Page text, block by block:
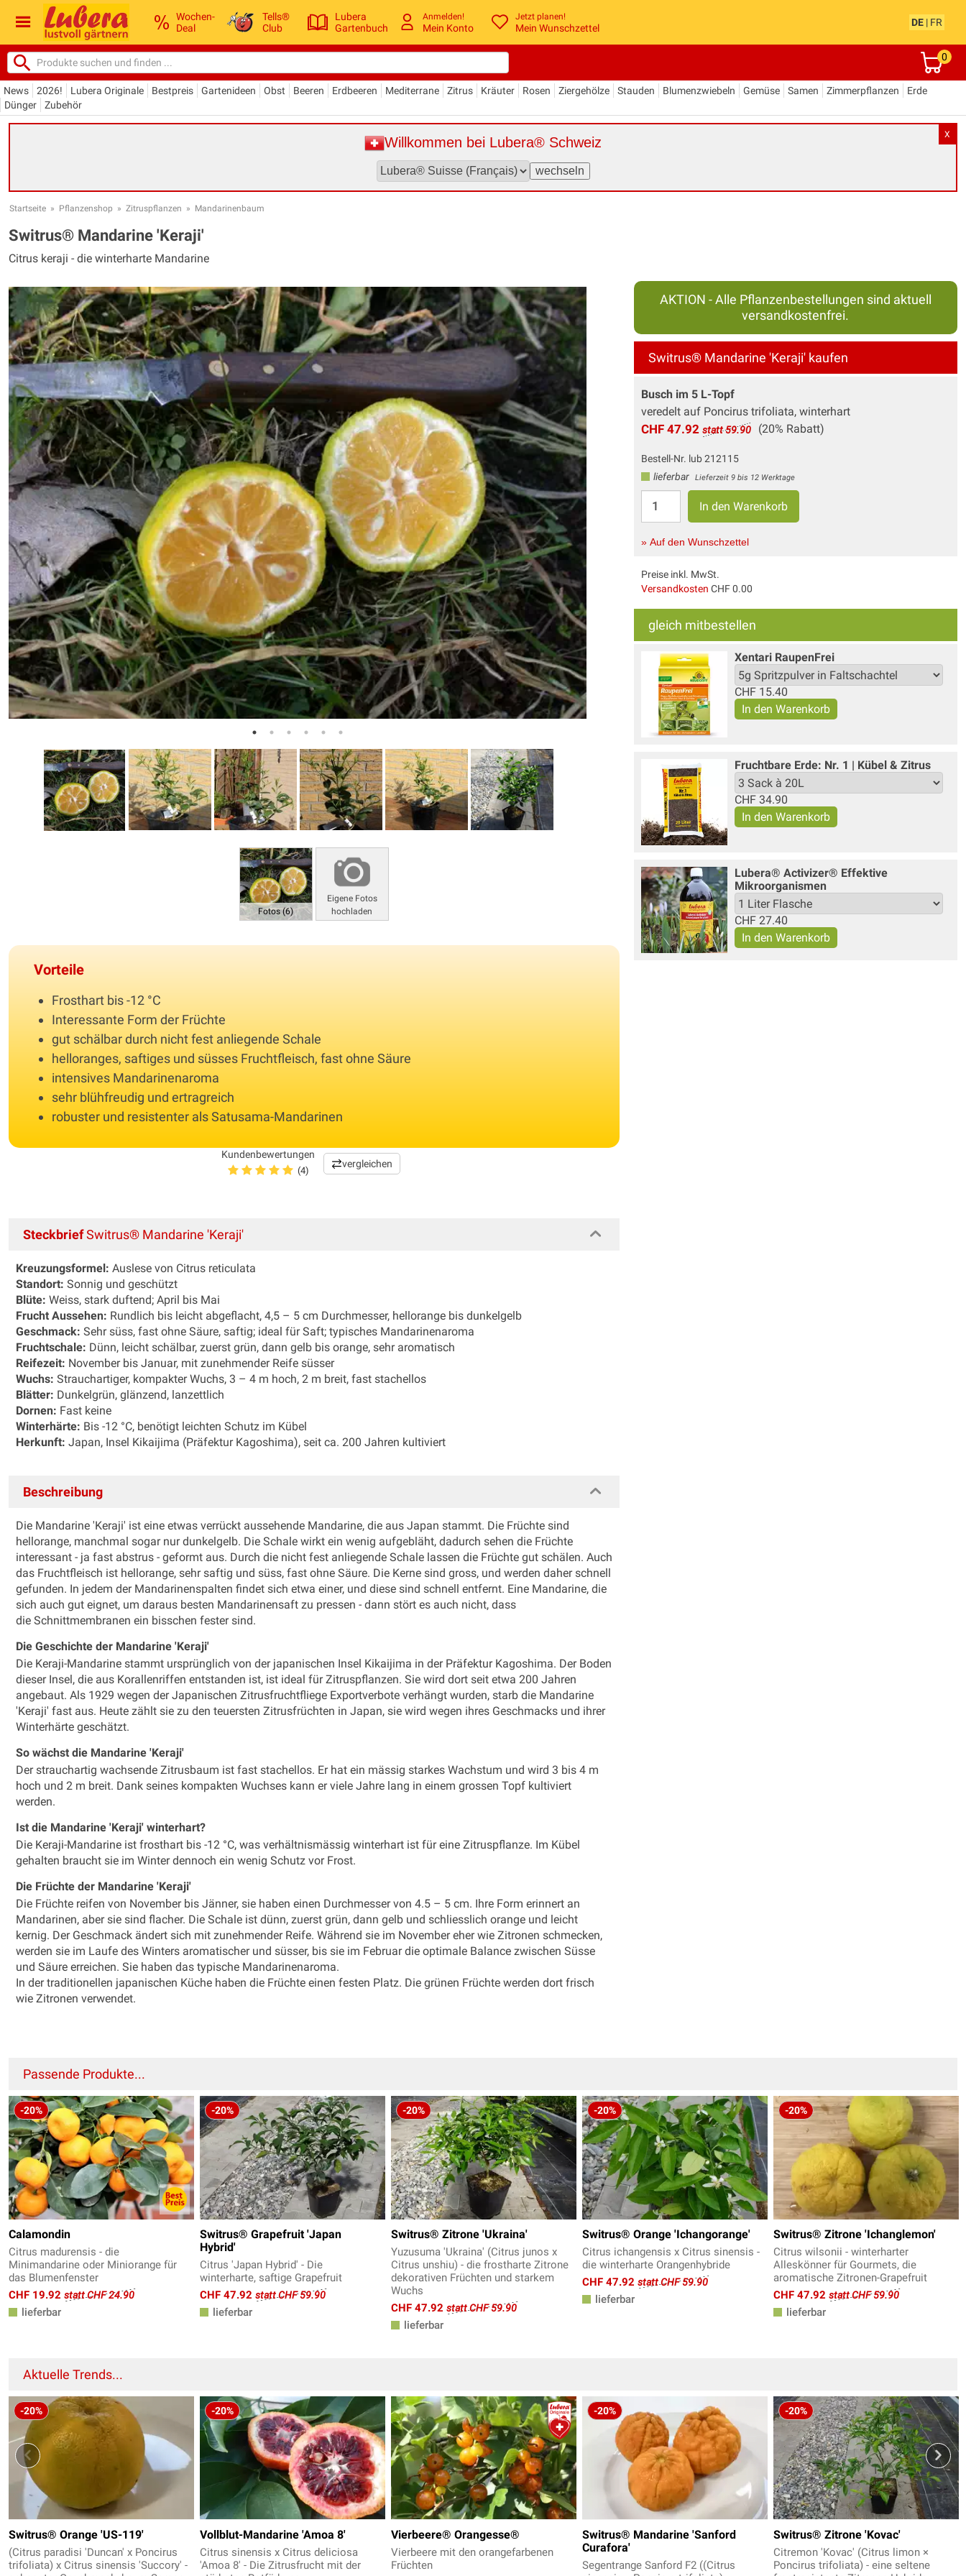
Wochen-
Deal
Tells®
Club
Lubera
Gartenbuch
Anmelden!
Mein Konto
Jetzt planen!
Mein Wunschzettel
DE | FR
0
News 2026! Lubera Originale Bestpreis Gartenideen Obst Beeren Erdbeeren Mediterrane Zitrus Kräuter Rosen Ziergehölze Stauden Blumenzwiebeln Gemüse Samen Zimmerpflanzen
Erde
Dünger
Zubehör
X
Willkommen bei Lubera® Schweiz
Startseite » Pflanzenshop » Zitruspflanzen » Mandarinenbaum
Switrus® Mandarine 'Keraji'
Citrus keraji - die winterharte Mandarine
Fotos (6)
Eigene Fotos
hochladen
Vorteile
Frosthart bis -12 °C
Interessante Form der Früchte
gut schälbar durch nicht fest anliegende Schale
helloranges, saftiges und süsses Fruchtfleisch, fast ohne Säure
intensives Mandarinenaroma
sehr blühfreudig und ertragreich
robuster und resistenter als Satusama-Mandarinen
Kundenbewertungen
(4)
vergleichen
AKTION - Alle Pflanzenbestellungen sind aktuell
versandkostenfrei.
Switrus® Mandarine 'Keraji' kaufen
Busch im 5 L-Topf
veredelt auf Poncirus trifoliata, winterhart
CHF 47.92 statt 59.90 (20% Rabatt)
Bestell-Nr. lub 212115
lieferbar
Lieferzeit 9 bis 12 Werktage
» Auf den Wunschzettel
Preise inkl. MwSt.
Versandkosten CHF 0.00
gleich mitbestellen
Xentari Raupen­Frei
CHF 15.40
Fruchtbare Erde: Nr. 1 | Kübel & Zitrus
CHF 34.90
Lubera® Activizer® Effektive
Mikroorganismen
CHF 27.40
SteckbriefSwitrus® Mandarine 'Keraji'
Kreuzungsformel: Auslese von Citrus reticulata
Standort: Sonnig und geschützt
Blüte: Weiss, stark duftend; April bis Mai
Frucht Aussehen: Rundlich bis leicht abgeflacht, 4,5 – 5 cm Durchmesser, hellorange bis dunkelgelb
Geschmack: Sehr süss, fast ohne Säure, saftig; ideal für Saft; typisches Mandarinenaroma
Fruchtschale: Dünn, leicht schälbar, zuerst grün, dann gelb bis orange, sehr aromatisch
Reifezeit: November bis Januar, mit zunehmender Reife süsser
Wuchs: Strauchartiger, kompakter Wuchs, 3 – 4 m hoch, 2 m breit, fast stachellos
Blätter: Dunkelgrün, glänzend, lanzettlich
Dornen: Fast keine
Winterhärte: Bis -12 °C, benötigt leichten Schutz im Kübel
Herkunft: Japan, Insel Kikaijima (Präfektur Kagoshima), seit ca. 200 Jahren kultiviert
Beschreibung
Die Mandarine 'Keraji' ist eine etwas verrückt aussehende Mandarine, die aus Japan stammt. Die Früchte sind
hellorange, manchmal sogar nur dunkelgelb. Die Schale wirkt ein wenig aufgebläht, dadurch sehen die Früchte
interessant - ja fast abstrus - geformt aus. Durch die nicht fest anliegende Schale lassen die Früchte gut schälen. Auch
das Fruchtfleisch ist hellorange, sehr saftig und süss, fast ohne Säure. Die Kerne sind gross, und werden daher schnell
gefunden. In jedem der Mandarinenspalten findet sich etwa einer, und diese sind schnell entfernt. Eine Mandarine, die
sich auch gut eignet, um daraus besten Mandarinensaft zu pressen - dann stört es auch nicht, dass
die Schnittmembranen ein bisschen fester sind.
Die Geschichte der Mandarine 'Keraji'
Die Keraji-Mandarine stammt ursprünglich von der japanischen Insel Kikaijima in der Präfektur Kagoshima. Der Boden
dieser Insel, die aus Korallenriffen entstanden ist, ist ideal für Zitruspflanzen. Sie wird dort seit etwa 200 Jahren
angebaut. Als 1929 wegen der Japanischen Zitrusfruchtfliege Exportverbote verhängt wurden, starb die Mandarine
'Keraji' fast aus. Heute zählt sie zu den teuersten Zitrusfrüchten in Japan, sie wird wegen ihres Geschmacks und ihrer
Winterhärte geschätzt.
So wächst die Mandarine 'Keraji'
Der strauchartig wachsende Zitrusbaum ist fast stachellos. Er hat ein mässig starkes Wachstum und wird 3 bis 4 m
hoch und 2 m breit. Dank seines kompakten Wuchses kann er viele Jahre lang in einem grossen Topf kultiviert
werden.
Ist die Mandarine 'Keraji' winterhart?
Die Keraji-Mandarine ist frosthart bis -12 °C, was verhältnismässig winterhart ist für eine Zitruspflanze. Im Kübel
gehalten braucht sie im Winter dennoch ein wenig Schutz vor Frost.
Die Früchte der Mandarine 'Keraji'
Die Früchte reifen von November bis Jänner, sie haben einen Durchmesser von 4.5 – 5 cm. Ihre Form erinnert an
Mandarinen, aber sie sind flacher. Die Schale ist dünn, zuerst grün, dann gelb und schliesslich orange und leicht
kernig. Der Geschmack ändert sich mit zunehmender Reife. Während sie im November eher wie Zitronen schmecken,
werden sie im Laufe des Winters aromatischer und süsser, bis sie im Februar die optimale Balance zwischen Süsse
und Säure erreichen. Sie haben das typische Mandarinenaroma.
In der traditionellen japanischen Küche haben die Früchte einen festen Platz. Die grünen Früchte werden dort frisch
wie Zitronen verwendet.
Passende Produkte...
-20%
Calamondin
Citrus madurensis - die
Minimandarine oder Miniorange für
das Blumenfenster
CHF 19.92 statt CHF 24.90
lieferbar
-20%
Switrus® Grapefruit 'Japan
Hybrid'
Citrus 'Japan Hybrid' - Die
winterharte, saftige Grapefruit
CHF 47.92 statt CHF 59.90
lieferbar
-20%
Switrus® Zitrone 'Ukraina'
Yuzusuma 'Ukraina' (Citrus junos x
Citrus unshiu) - die frostharte Zitrone
dekorativen Früchten und starkem
Wuchs
CHF 47.92 statt CHF 59.90
lieferbar
-20%
Switrus® Orange 'Ichangorange'
Citrus ichangensis x Citrus sinensis -
die winterharte Orangenhybride
CHF 47.92 statt CHF 59.90
lieferbar
-20%
Switrus® Zitrone 'Ichanglemon'
Citrus wilsonii - winterharter
Alleskönner für Gourmets, die
aromatische Zitronen-Grapefruit
CHF 47.92 statt CHF 59.90
lieferbar
Aktuelle Trends...
-20%
Switrus® Orange 'US-119'
(Citrus paradisi 'Duncan' x Poncirus
trifoliata) x Citrus sinensis 'Succory' -
-20%
Vollblut-Mandarine 'Amoa 8'
Citrus sinensis x Citrus deliciosa
'Amoa 8' - Die Zitrusfrucht mit der
Vierbeere® Orangesse®
Vierbeere mit den orangefarbenen
Früchten
-20%
Switrus® Mandarine 'Sanford
Curafora'
Segentrange Sanford F2 ((Citrus
-20%
Switrus® Zitrone 'Kovac'
Citremon 'Kovac' (Citrus limon ×
Poncirus trifoliata) - eine seltene